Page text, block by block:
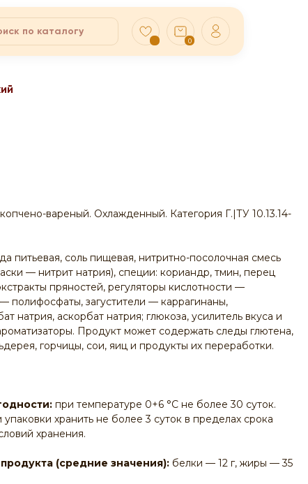
0
вареный. Охлажденный. Категория Г.|ТУ 10.13.14-
питьевая, соль пищевая, нитритно-посолочная смесь
— нитрит натрия), специи: кориандр, тмин, перец
пряностей, регуляторы кислотности —
полифосфаты, загустители — каррагинаны,
натрия, аскорбат натрия; глюкоза, усилитель вкуса и
Продукт может содержать следы глютена,
горчицы, сои, яиц и продукты их переработки.
при температуре 0+6 °C не более 30 суток.
хранить не более 3 суток в пределах срока
хранения.
(средние значения): белки — 12 г, жиры — 35